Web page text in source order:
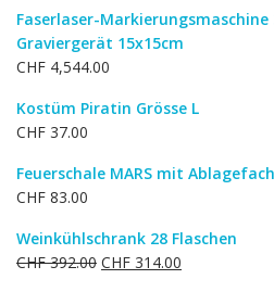
war:
CHF 56.00
ist:
CHF 45.00.
Faserlaser-Markierungsmaschine
Graviergerät 15x15cm
CHF 4,544.00
Kostüm Piratin Grösse L
CHF 37.00
Feuerschale MARS mit
CHF 83.00
Weinkühlschrank 28 Flaschen
CHF392.00 Ursprünglicher
CHF 314.00